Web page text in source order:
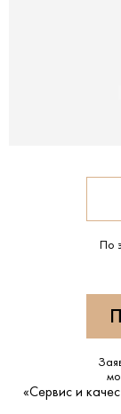
По
«Сервис и